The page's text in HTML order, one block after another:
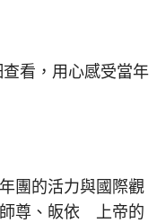
看，用心感受當年
團的活力與國際觀
師尊、皈依 上帝的